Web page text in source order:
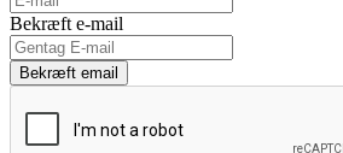
Bekræft e-mail
Bekræft email